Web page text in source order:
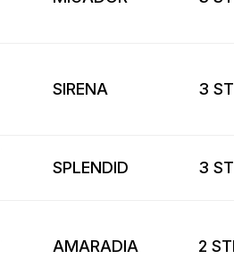
SIRENA 3
SPLENDID 3
AMARADIA 2